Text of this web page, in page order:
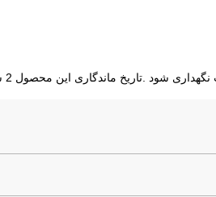
شود .تاریخ ماندگاری این محصول 2 سال می باشد.